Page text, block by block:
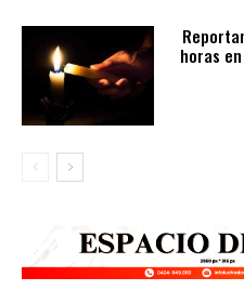
horas